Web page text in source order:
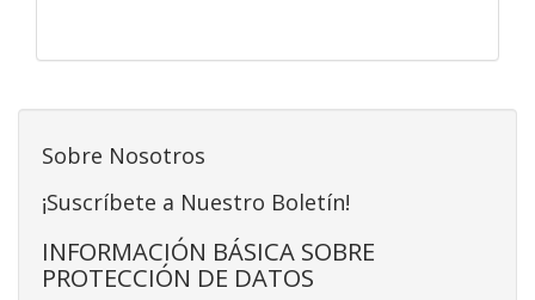
Sobre Nosotros
¡Suscríbete a Nuestro Boletín!
INFORMACIÓN BÁSICA SOBRE
PROTECCIÓN DE DATOS